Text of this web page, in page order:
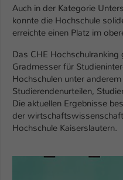
Auch in der Kategorie
konnte die Hochschule
erreichte einen Platz im
Das CHE
Gradmesser für
Hochschulen unter
Studierendenurteilen,
Die aktuellen Ergebnisse
der
Hochschule Kaiserslautern.
Zweck
Dieses
Cookie von
kann der
Zugang zu
gewährt.
Name
Anbieter TYPO3